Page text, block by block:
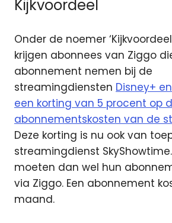
Kijkvoordeel
Onder de noemer
krijgen abonnees van Ziggo
abonnement nemen bij de
streamingdiensten Disney+
een korting van 5 procent op
abonnementskosten van de
Deze korting is nu ook van
streamingdienst
moeten dan wel hun
via Ziggo. Een abonnement
maand.